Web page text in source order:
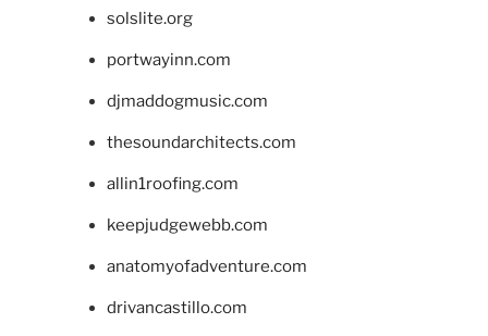
solslite.org
portwayinn.com
djmaddogmusic.com
thesoundarchitects.com
allin1roofing.com
keepjudgewebb.com
anatomyofadventure.com
drivancastillo.com